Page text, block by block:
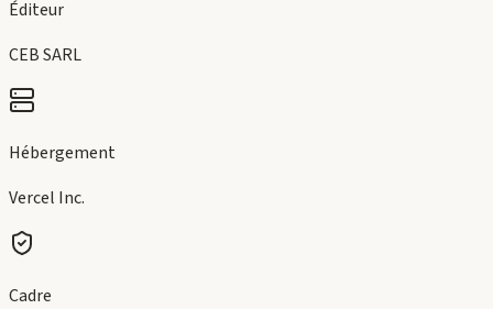
Éditeur
CEB SARL
Hébergement
Vercel Inc.
Cadre